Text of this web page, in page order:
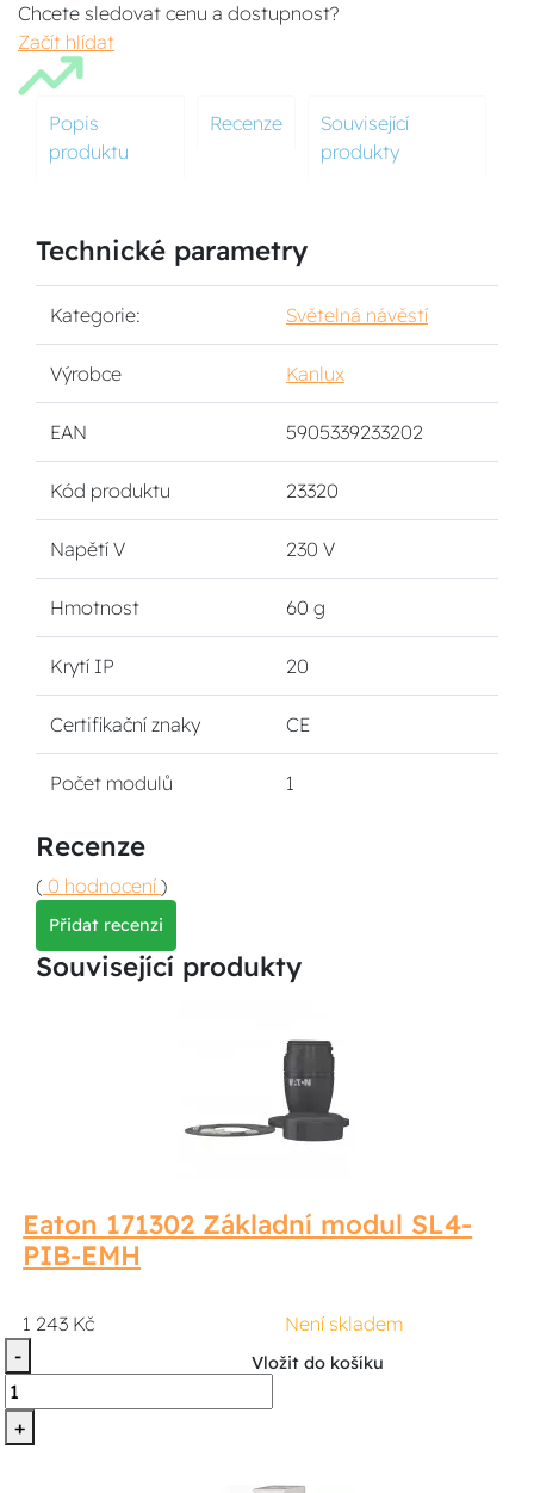
Chcete sledovat cenu a dostupnost?
Začít hlídat
Popis
produktu
Recenze
Související
produkty
Technické parametry
Kategorie: Světelná návěstí
Výrobce Kanlux
EAN 5905339233202
Kód produktu 23320
Napětí V 230 V
Hmotnost 60 g
Krytí IP 20
Certifikační znaky CE
Počet modulů 1
Recenze
( 0 hodnocení )
Přidat recenzi
Související produkty
Eaton 171302 Základní modul SL4-
PIB-EMH
1 243 Kč
Není skladem
-
+
Vložit do košíku